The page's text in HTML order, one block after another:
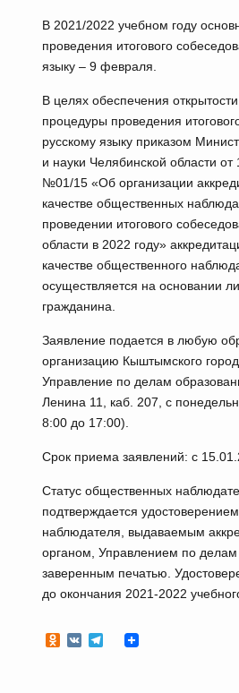
В 2021/2022 учебном году
проведения итогового
языку – 9 февраля.
В целях обеспечения
процедуры проведения
русскому языку приказом
и науки Челябинской области от
№01/15 «Об организации
качестве общественных
проведении итогового
области в 2022 году»
качестве общественного
осуществляется на основании
гражданина.
Заявление подается в любую
организацию Кыштымского
Управление по делам
Ленина 11, каб. 207, с
8:00 до 17:00).
Срок приема заявлений: с
Статус общественных
подтверждается
наблюдателя, выдаваемым
органом, Управлением по делам
заверенным печатью.
до окончания 2021-2022
Odnoklassniki
VKTelegram